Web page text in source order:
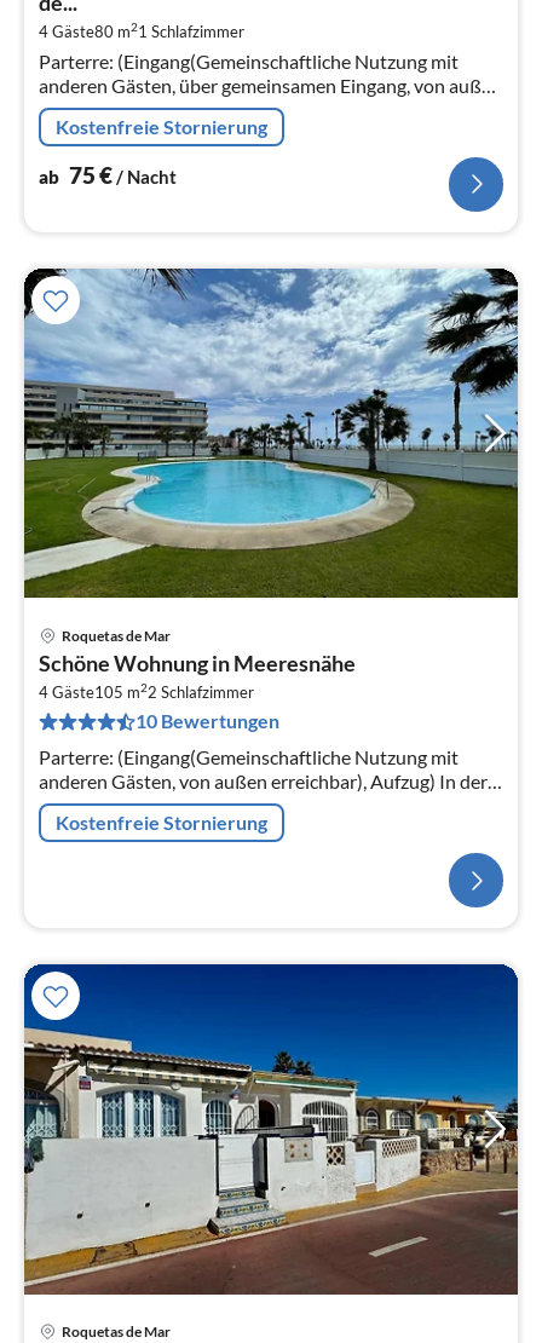
4 Gäste80 m21 Schlafzimmer
Parterre: (Eingang(Gemeinschaftliche Nutzung mit
anderen Gästen, über gemeinsamen Eingang, von außen
erreichbar), Küche(Kochplatte(4 Kochplatten,
elektrisch)
Kostenfreie Stornierung
ab 75€/ Nacht
Roquetas de Mar
Schöne Wohnung in Meeresnähe
4 Gäste105 m22 Schlafzimmer
10 Bewertungen
Parterre: (Eingang(Gemeinschaftliche Nutzung mit
anderen Gästen, von außen erreichbar), Aufzug) In der
3. Etage: (Eingang, Wohnzimmer(TV(Flatscreen),
Esstisch, Sitzecke)
Kostenfreie Stornierung
Roquetas de Mar